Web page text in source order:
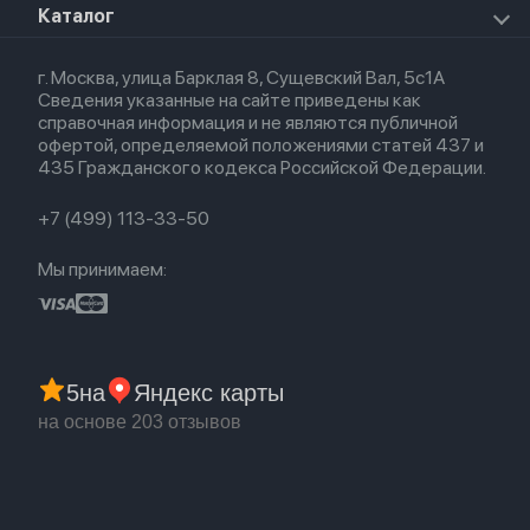
Airpods Max
Airpods 2
Airpods (1-е)
AirTag
Для iPhone
Для Apple Watch
О магазине
Политика конфиденциальности
Оплата и доставка
Партнерская программа
Гарантия
Обмен и возврат
Trade-in
Каталог
Новые поступления
Популярное
Акции
г. Москва, улица Барклая 8, Сущевский Вал, 5с1А
Сведения указанные на сайте приведены как
справочная информация и не являются публичной
офертой, определяемой положениями статей 437 и
435 Гражданского кодекса Российской Федерации.
+7 (499) 113-33-50
Мы принимаем:
5на Яндекс карты
на основе 203 отзывов